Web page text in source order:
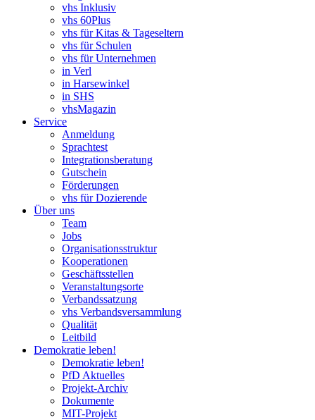
vhs Inklusiv
vhs 60Plus
vhs für Kitas & Tageseltern
vhs für Schulen
vhs für Unternehmen
in Verl
in Harsewinkel
in SHS
vhsMagazin
Service
Anmeldung
Sprachtest
Integrationsberatung
Gutschein
Förderungen
vhs für Dozierende
Über uns
Team
Jobs
Organisationsstruktur
Kooperationen
Geschäftsstellen
Veranstaltungsorte
Verbandssatzung
vhs Verbandsversammlung
Qualität
Leitbild
Demokratie leben!
Demokratie leben!
PfD Aktuelles
Projekt-Archiv
Dokumente
MIT-Projekt